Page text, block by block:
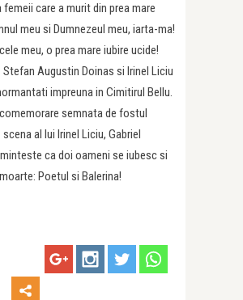
femeii care a murit din prea mare
meu si Dumnezeul meu, iarta-ma!
meu, o prea mare iubire ucide!
Stefan Augustin Doinas si Irinel Liciu
impreuna in Cimitirul Bellu.
semnata de fostul
al lui Irinel Liciu, Gabriel
ca doi oameni se iubesc si
Poetul si Balerina!